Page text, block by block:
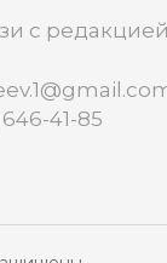
с
41-85